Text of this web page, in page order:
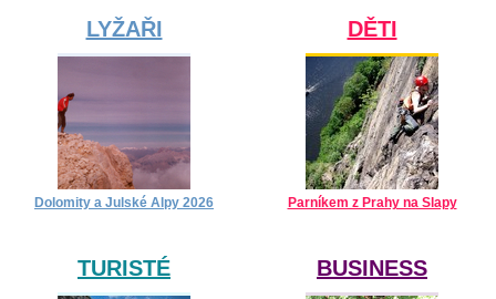
LYŽAŘI
Dolomity a Julské Alpy 2026
DĚTI
Parníkem z Prahy na Slapy
TURISTÉ BUSINESS